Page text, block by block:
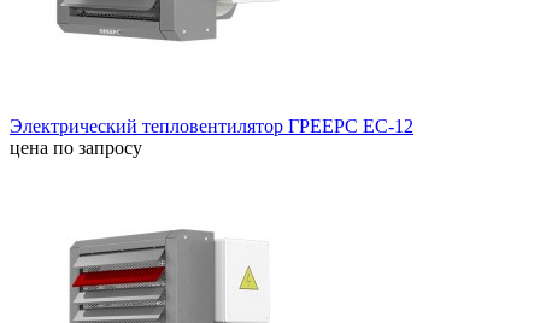
Электрический тепловентилятор ГРЕЕРС ЕС-12
цена по запросу